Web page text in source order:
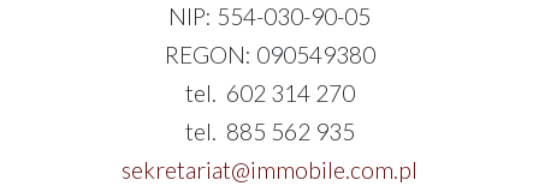
NIP: 554-030-90-05
REGON: 090549380
tel. 602 314 270
tel. 885 562 935
sekretariat@immobile.com.pl